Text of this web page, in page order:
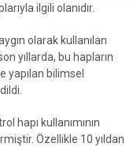
ilgili olanıdır.
olarak kullanılan
yıllarda, bu hapların
yapılan bilimsel
hapı kullanımının
Özellikle 10 yıldan